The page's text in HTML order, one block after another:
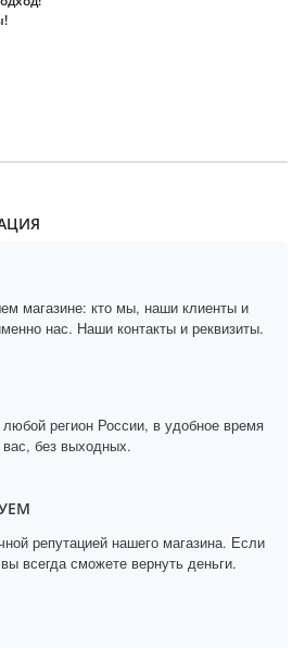
магазине: кто мы, наши клиенты и
нас. Наши контакты и реквизиты.
регион России, в удобное время
без выходных.
репутацией нашего магазина. Если
всегда сможете вернуть деньги.